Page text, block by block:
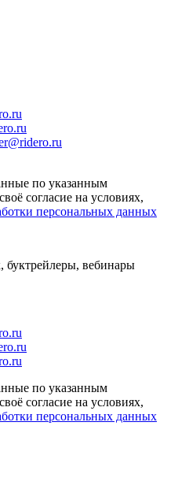
по указанным
согласие на условиях,
персональных данных
вебинары
по указанным
согласие на условиях,
персональных данных